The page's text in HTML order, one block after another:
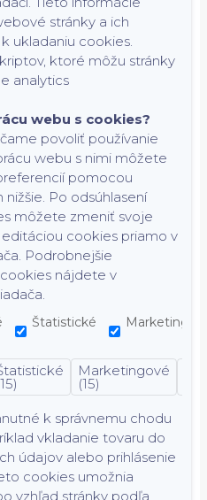
stránky a ich
ukladaniu cookies.
ktoré môžu stránky
analytics
webu s cookies?
povoliť používanie
webu s nimi môžete
pomocou
Po odsúhlasení
môžete zmeniť svoje
cookies priamo v
Podrobnejšie
nájdete v
Štatistické
Marketingové
(15)
k správnemu chodu
vkladanie tovaru do
údajov alebo prihlásenie
cookies umožnia
vzhľad stránky podľa